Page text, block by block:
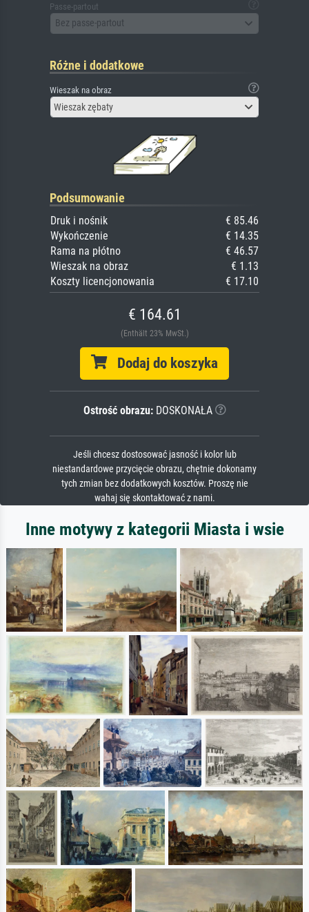
Passe-partout
Bez passe-partout
Różne i dodatkowe
Wieszak na obraz
Wieszak zębaty
Podsumowanie
Druk i nośnik
€ 85.46
Wykończenie
€ 14.35
Rama na płótno
€ 46.57
Wieszak na obraz
€ 1.13
Koszty licencjonowania
€ 17.10
€ 164.61
(Enthält 23% MwSt.)
Dodaj do koszyka
Ostrość obrazu:DOSKONAŁA
Jeśli chcesz dostosować jasność i kolor lub
niestandardowe przycięcie obrazu, chętnie dokonamy
tych zmian bez dodatkowych kosztów. Proszę nie
wahaj się skontaktować z nami.
Inne motywy z kategorii Miasta i wsie